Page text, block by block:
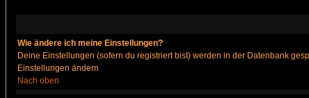
Wie ändere ich meine Einstellungen?
Deine Einstellungen (sofern du registriert bist) werden in der Datenbank
Einstellungen ändern
Nach oben